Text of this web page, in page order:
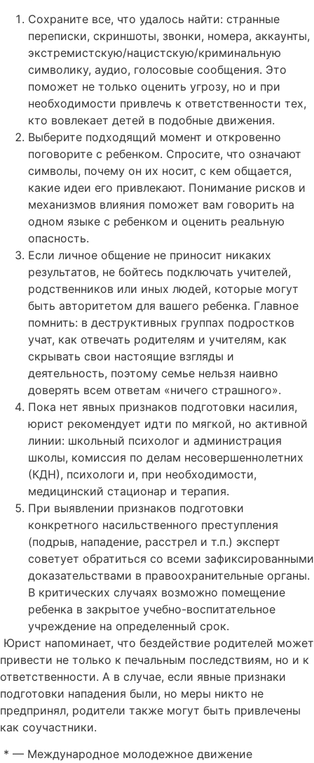
Сохраните все, что удалось найти: странные
переписки, скриншоты, звонки, номера, аккаунты,
экстремистскую/нацистскую/криминальную
символику, аудио, голосовые сообщения. Это
поможет не только оценить угрозу, но и при
необходимости привлечь к ответственности тех,
кто вовлекает детей в подобные движения.
Выберите подходящий момент и откровенно
поговорите с ребенком. Спросите, что означают
символы, почему он их носит, с кем общается,
какие идеи его привлекают. Понимание рисков и
механизмов влияния поможет вам говорить на
одном языке с ребенком и оценить реальную
опасность.
Если личное общение не приносит никаких
результатов, не бойтесь подключать учителей,
родственников или иных людей, которые могут
быть авторитетом для вашего ребенка. Главное
помнить: в деструктивных группах подростков
учат, как отвечать родителям и учителям, как
скрывать свои настоящие взгляды и
деятельность, поэтому семье нельзя наивно
доверять всем ответам «ничего страшного».
Пока нет явных признаков подготовки насилия,
юрист рекомендует идти по мягкой, но активной
линии: школьный психолог и администрация
школы, комиссия по делам несовершеннолетних
(КДН), психологи и, при необходимости,
медицинский стационар и терапия.
При выявлении признаков подготовки
конкретного насильственного преступления
(подрыв, нападение, расстрел и т.п.) эксперт
советует обратиться со всеми зафиксированными
доказательствами в правоохранительные органы.
В критических случаях возможно помещение
ребенка в закрытое учебно-воспитательное
учреждение на определенный срок.
Юрист напоминает, что бездействие родителей может
привести не только к печальным последствиям, но и к
ответственности. А в случае, если явные признаки
подготовки нападения были, но меры никто не
предпринял, родители также могут быть привлечены
как соучастники.
* — Международное молодежное движение